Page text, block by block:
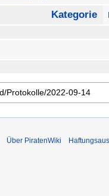
Kategorie
Über PiratenWiki